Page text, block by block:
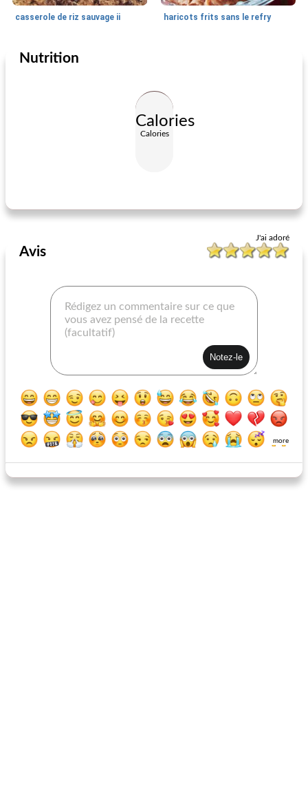
casserole de riz sauvage ii haricots frits sans le refry
Plat d'accompagnement
Nutrition
Calories
Calories
J'ai adoré
Avis
more